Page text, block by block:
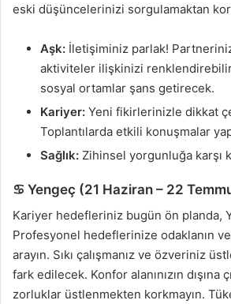
eski düşüncelerinizi sorgulamaktan
Aşk: İletişiminiz parlak!
aktiviteler ilişkinizi
sosyal ortamlar şans getirecek.
Kariyer: Yeni fikirlerinizle dikkat
Toplantılarda etkili konuşmalar
Sağlık: Zihinsel yorgunluğa karşı
♋ Yengeç (21 Haziran – 22
Kariyer hedefleriniz bugün ön planda,
Profesyonel hedeflerinize odaklanın
arayın. Sıkı çalışmanız ve özveriniz
fark edilecek. Konfor alanınızın dışına
zorluklar üstlenmekten korkmayın.